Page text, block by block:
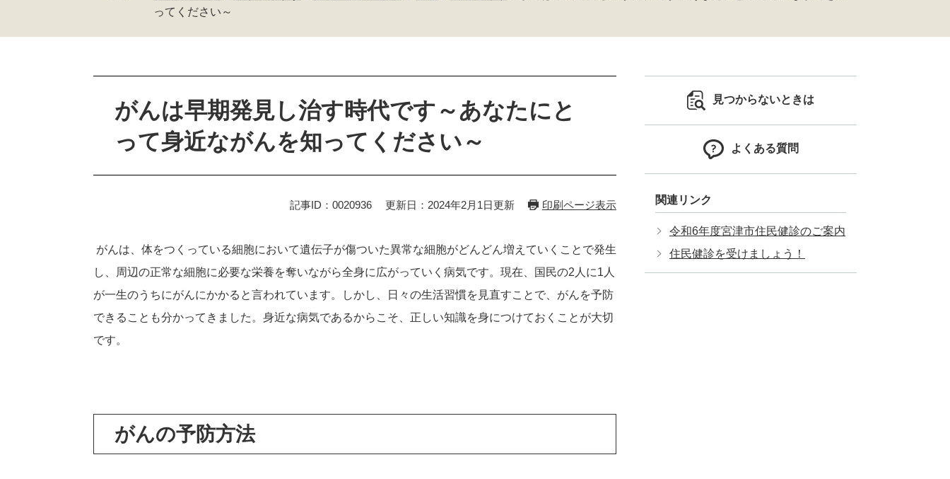
ってください～
がんは早期発見し治す時代です～あなたにと
って身近ながんを知ってください～
記事ID：0020936 更新日：2024年2月1日更新 印刷ページ表示
がんは、体をつくっている細胞において遺伝子が傷ついた異常な細胞がどんどん増えていくことで発生
し、周辺の正常な細胞に必要な栄養を奪いながら全身に広がっていく病気です。現在、国民の2人に1人
が一生のうちにがんにかかると言われています。しかし、日々の生活習慣を見直すことで、がんを予防
できることも分かってきました。身近な病気であるからこそ、正しい知識を身につけておくことが大切
です。
がんの予防方法
見つからないときは
よくある質問
関連リンク
令和6年度宮津市住民健診のご案内
住民健診を受けましょう！